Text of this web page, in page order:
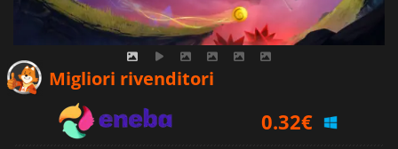
Migliori rivenditori
0.32€